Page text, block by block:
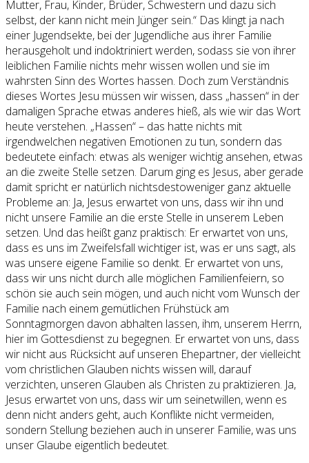
Mutter, Frau, Kinder, Brüder, Schwestern und dazu sich
selbst, der kann nicht mein Jünger sein.“ Das klingt ja nach
einer Jugendsekte, bei der Jugendliche aus ihrer Familie
herausgeholt und indoktriniert werden, sodass sie von ihrer
leiblichen Familie nichts mehr wissen wollen und sie im
wahrsten Sinn des Wortes hassen. Doch zum Verständnis
dieses Wortes Jesu müssen wir wissen, dass „hassen“ in der
damaligen Sprache etwas anderes hieß, als wie wir das Wort
heute verstehen. „Hassen“ – das hatte nichts mit
irgendwelchen negativen Emotionen zu tun, sondern das
bedeutete einfach: etwas als weniger wichtig ansehen, etwas
an die zweite Stelle setzen. Darum ging es Jesus, aber gerade
damit spricht er natürlich nichtsdestoweniger ganz aktuelle
Probleme an: Ja, Jesus erwartet von uns, dass wir ihn und
nicht unsere Familie an die erste Stelle in unserem Leben
setzen. Und das heißt ganz praktisch: Er erwartet von uns,
dass es uns im Zweifelsfall wichtiger ist, was er uns sagt, als
was unsere eigene Familie so denkt. Er erwartet von uns,
dass wir uns nicht durch alle möglichen Familienfeiern, so
schön sie auch sein mögen, und auch nicht vom Wunsch der
Familie nach einem gemütlichen Frühstück am
Sonntagmorgen davon abhalten lassen, ihm, unserem Herrn,
hier im Gottesdienst zu begegnen. Er erwartet von uns, dass
wir nicht aus Rücksicht auf unseren Ehepartner, der vielleicht
vom christlichen Glauben nichts wissen will, darauf
verzichten, unseren Glauben als Christen zu praktizieren. Ja,
Jesus erwartet von uns, dass wir um seinetwillen, wenn es
denn nicht anders geht, auch Konflikte nicht vermeiden,
sondern Stellung beziehen auch in unserer Familie, was uns
unser Glaube eigentlich bedeutet.